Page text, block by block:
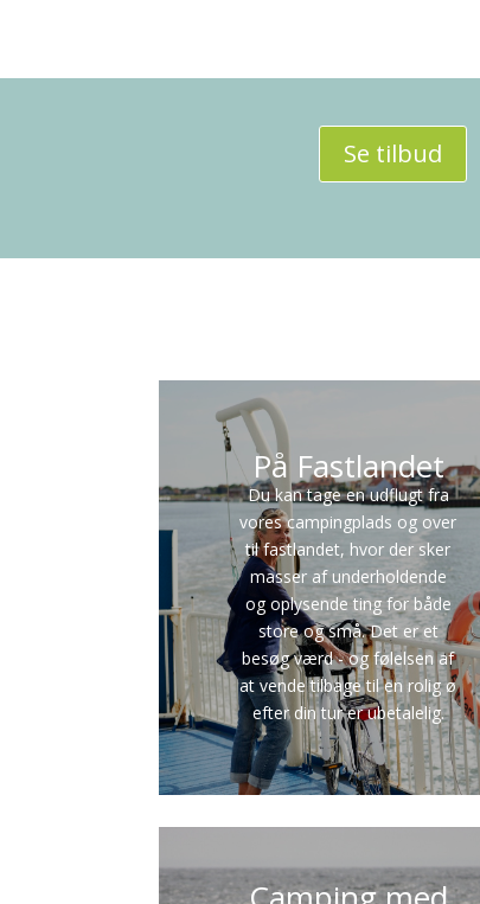
Se tilbud
På Fastlandet
Du kan tage en udflugt fra
vores campingplads og over
til fastlandet, hvor der sker
masser af underholdende
og oplysende ting for både
store og små. Det er et
besøg værd - og følelsen af
at vende tilbage til en rolig ø
efter din tur er ubetalelig.